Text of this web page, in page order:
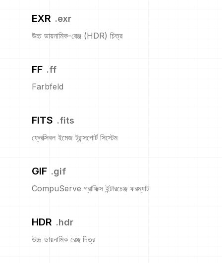
EXR .exr
উচ্চ ডায়নামিক-রেঞ্জ (HDR) চিত্র
FF .ff
Farbfeld
FITS .fits
ফ্লেক্সিবল ইমেজ ট্রান্সপোর্ট সিস্টেম
GIF .gif
CompuServe গ্রাফিক্স ইন্টারচেঞ্জ ফরম্যাট
HDR .hdr
উচ্চ ডায়নামিক রেঞ্জ চিত্র